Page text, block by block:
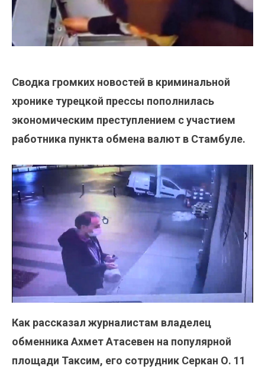
Сводка громких новостей в криминальной
хронике турецкой прессы пополнилась
экономическим преступлением с участием
работника пункта обмена валют в Стамбуле.
Как рассказал журналистам владелец
обменника Ахмет Атасевен на популярной
площади Таксим, его сотрудник Серкан О. 11